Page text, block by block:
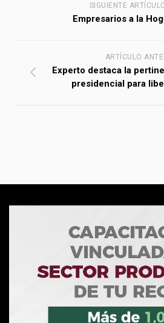
SIGUIENTE
Empresarios a la
ARTÍCULO
Experto destaca la
presidencial para